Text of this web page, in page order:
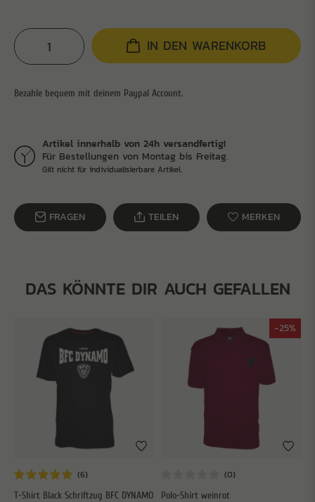
IN DEN WARENKORB
Artikel innerhalb von 24h versandfertig!
Für Bestellungen von Montag bis Freitag.
Gilt nicht für individualisierbare Artikel.
FRAGEN TEILEN MERKEN
DAS KÖNNTE DIR AUCH GEFALLEN
T-Shirt Black Schriftzug BFC DYNAMO
-25%
Polo-Shirt weinrot